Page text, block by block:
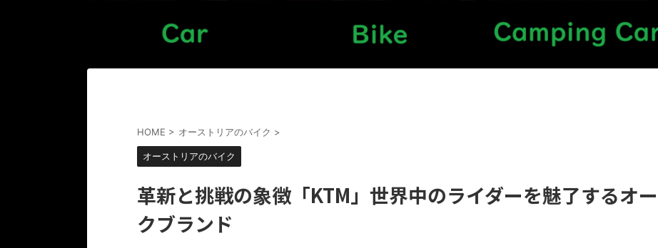
HOME > オーストリアのバイク >
オーストリアのバイク
革新と挑戦の象徴「KTM」世界中のライダーを魅了するオ
クブランド